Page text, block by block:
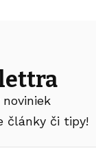
články či tipy!